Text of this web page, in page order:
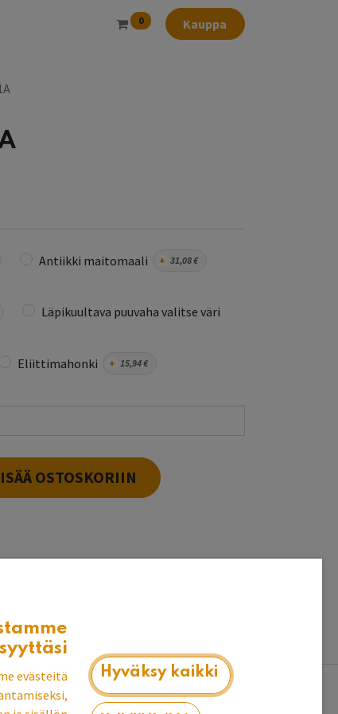
0 Kauppa
Antiikki maitomaali + 31,08€
Läpikuultava puuvaha valitse väri
Eliittimahonki + 15,94€
OSTOSKORIIN
heti
värillä. Valittavanasi on
evästeitä
Hyväksy kaikki